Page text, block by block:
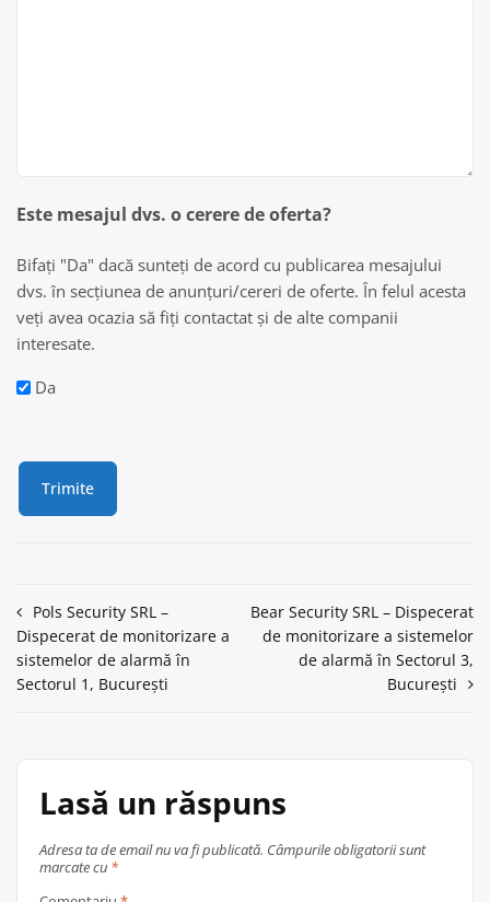
Este mesajul dvs. o cerere de oferta?
Bifați "Da" dacă sunteți de acord cu publicarea mesajului
dvs. în secțiunea de anunțuri/cereri de oferte. În felul acesta
veți avea ocazia să fiți contactat și de alte companii
interesate.
Da
Navigare
în
articole
Pols Security SRL –
Dispecerat de monitorizare a
sistemelor de alarmă în
Sectorul 1, București
Bear Security SRL – Dispecerat
de monitorizare a sistemelor
de alarmă în Sectorul 3,
București
Lasă un răspuns
Adresa ta de email nu va fi publicată. Câmpurile obligatorii sunt
marcate cu *